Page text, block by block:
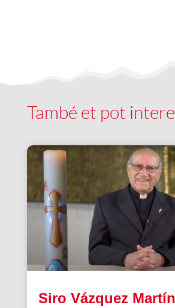
També et pot
Siro Vázquez